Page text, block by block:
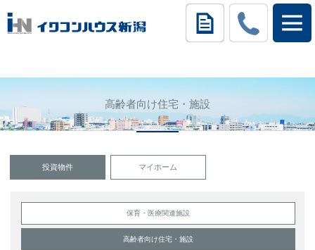
高齢者向け住宅・施設
投資物件 マイホーム
保育・医療関連施設
高齢者向け住宅・施設